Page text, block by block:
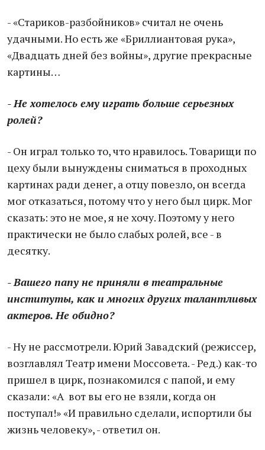
- «Стариков-разбойников» считал не очень
удачными. Но есть же «Бриллиантовая рука»,
«Двадцать дней без войны», другие прекрасные
картины…
- Не хотелось ему играть больше серьезных
ролей?
- Он играл только то, что нравилось. Товарищи по
цеху были вынуждены сниматься в проходных
картинах ради денег, а отцу повезло, он всегда
мог отказаться, потому что у него был цирк. Мог
сказать: это не мое, я не хочу. Поэтому у него
практически не было слабых ролей, все - в
десятку.
- Вашего папу не приняли в театральные
институты, как и многих других талантливых
актеров. Не обидно?
- Ну не рассмотрели. Юрий Завадский (режиссер,
возглавлял Театр имени Моссовета. - Ред.) как-то
пришел в цирк, познакомился с папой, и ему
сказали: «А вот вы его не взяли, когда он
поступал!» «И правильно сделали, испортили бы
жизнь человеку», - ответил он.